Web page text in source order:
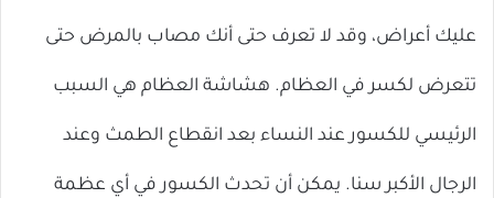
عليك أعراض، وقد لا تعرف حتى أنك مصاب بالمرض حتى
تتعرض لكسر في العظام. هشاشة العظام هي السبب
الرئيسي للكسور عند النساء بعد انقطاع الطمث وعند
الرجال الأكبر سنا. يمكن أن تحدث الكسور في أي عظمة